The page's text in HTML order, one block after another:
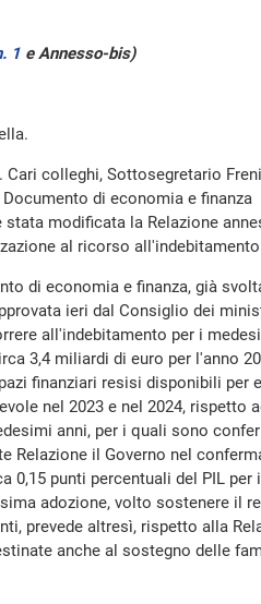
1e Annesso-bis)
Cari colleghi, Sottosegretario
di economia e finanza
modificata la Relazione
al ricorso
di economia e finanza, già
ieri dal Consiglio dei
all'indebitamento per i
3,4 miliardi di euro per l'anno
finanziari resisi disponibili per
nel 2023 e nel 2024, rispetto
anni, per i quali sono
Relazione il Governo nel
0,15 punti percentuali del PIL per
adozione, volto sostenere il
prevede altresì, rispetto alla
anche al sostegno delle